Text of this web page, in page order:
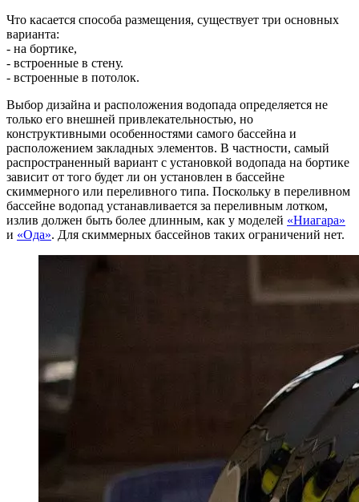
Что касается способа размещения, существует три основных
варианта:
- на бортике,
- встроенные в стену.
- встроенные в потолок.
Выбор дизайна и расположения водопада определяется не
только его внешней привлекательностью, но
конструктивными особенностями самого бассейна и
расположением закладных элементов. В частности, самый
распространенный вариант с установкой водопада на бортике
зависит от того будет ли он установлен в бассейне
скиммерного или переливного типа. Поскольку в переливном
бассейне водопад устанавливается за переливным лотком,
излив должен быть более длинным, как у моделей «Ниагара»
и «Ода». Для скиммерных бассейнов таких ограничений нет.